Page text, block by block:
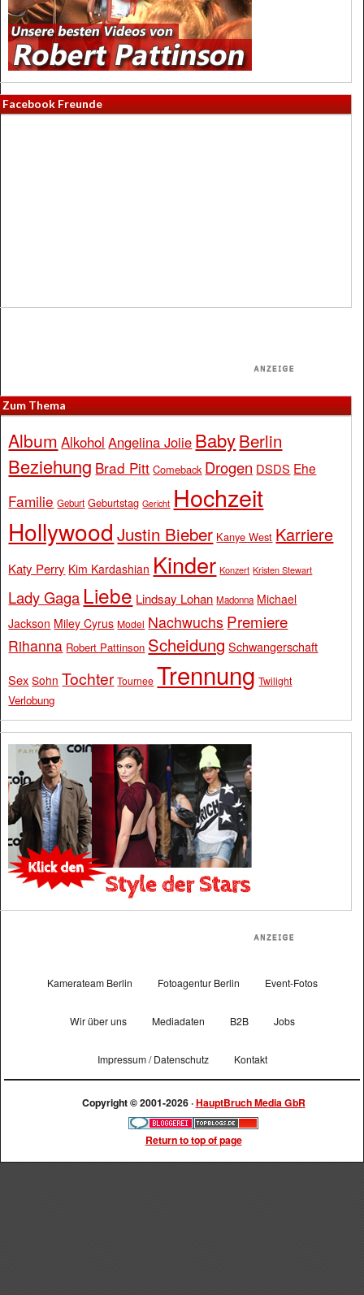
Facebook Freunde
Zum Thema
Album Alkohol Angelina Jolie BabyBerlin
Beziehung Brad Pitt Comeback Drogen DSDS Ehe
Familie Geburt Geburtstag Gericht Hochzeit
Hollywood Justin Bieber Kanye West Karriere
Katy Perry Kim Kardashian Kinder Konzert Kristen Stewart
Lady Gaga Liebe Lindsay Lohan Madonna Michael
Jackson Miley Cyrus Model Nachwuchs Premiere
Rihanna Robert Pattinson Scheidung Schwangerschaft
Sex Sohn Tochter Tournee Trennung Twilight
Verlobung
Kamerateam Berlin Fotoagentur Berlin Event-Fotos
Wir über uns Mediadaten B2B Jobs
Impressum / Datenschutz Kontakt
Copyright © 2001-2026 ·HauptBruch Media GbR
Return to top of page